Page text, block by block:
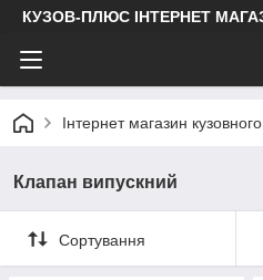
КУЗОВ-ПЛЮС ІНТЕРНЕТ
Інтернет магазин
Клапан випускний
Сортування